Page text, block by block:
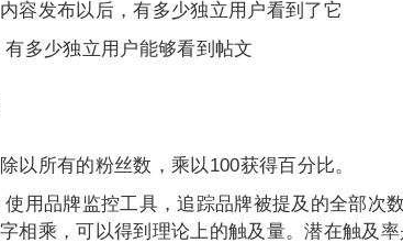
容发布以后，有多少独立用户看到了它
多少独立用户能够看到帖文
以所有的粉丝数，乘以100获得百分比。
用品牌监控工具，追踪品牌被提及的全部次
相乘，可以得到理论上的触及量。潜在触及率